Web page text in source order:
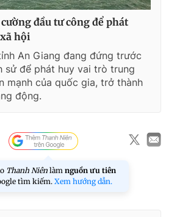
đầu tư công để phát
hội
An Giang đang đứng trước
sử để phát huy vai trò trung
mạnh của quốc gia, trở thành
động.
Thanh Niên làm nguồn ưu tiên
tìm kiếm.Xem hướng dẫn.